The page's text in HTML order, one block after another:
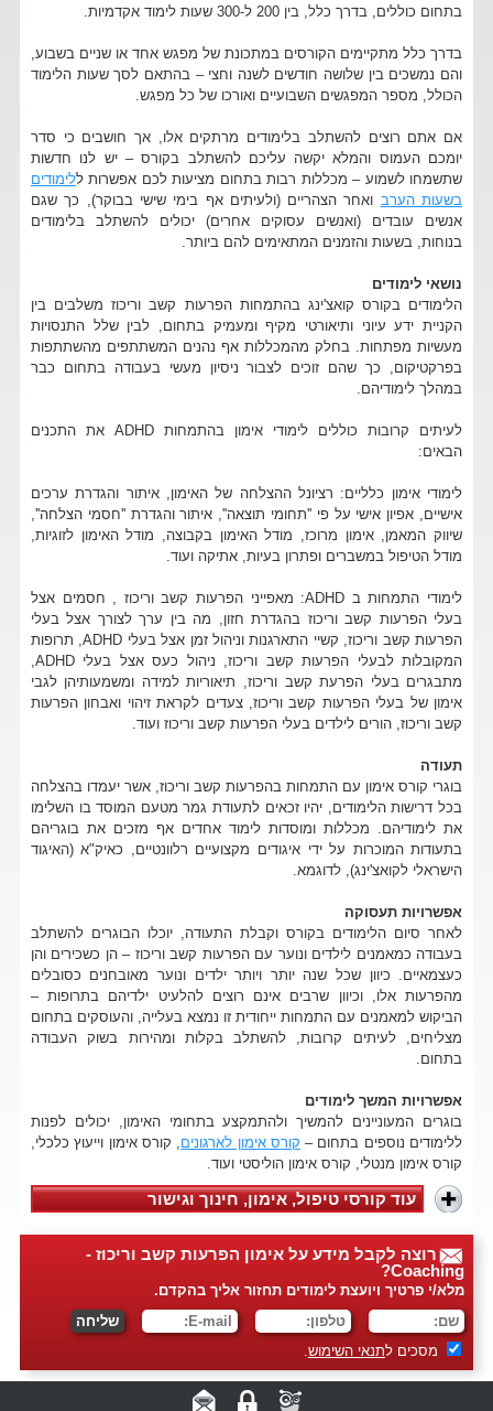
בתחום כוללים, בדרך כלל, בין 200 ל-300 שעות לימוד אקדמיות.
בדרך כלל מתקיימים הקורסים במתכונת של מפגש אחד או שניים בשבוע,
והם נמשכים בין שלושה חודשים לשנה וחצי – בהתאם לסך שעות הלימוד
הכולל, מספר המפגשים השבועיים ואורכו של כל מפגש.
אם אתם רוצים להשתלב בלימודים מרתקים אלו, אך חושבים כי סדר
יומכם העמוס והמלא יקשה עליכם להשתלב בקורס – יש לנו חדשות
שתשמחו לשמוע – מכללות רבות בתחום מציעות לכם אפשרות ללימודים
בשעות הערב ואחר הצהריים (ולעיתים אף בימי שישי בבוקר), כך שגם
אנשים עובדים (ואנשים עסוקים אחרים) יכולים להשתלב בלימודים
בנוחות, בשעות והזמנים המתאימים להם ביותר.
נושאי לימודים
הלימודים בקורס קואצ'ינג בהתמחות הפרעות קשב וריכוז משלבים בין
הקניית ידע עיוני ותיאורטי מקיף ומעמיק בתחום, לבין שלל התנסויות
מעשיות מפתחות. בחלק מהמכללות אף נהנים המשתתפים מהשתתפות
בפרקטיקום, כך שהם זוכים לצבור ניסיון מעשי בעבודה בתחום כבר
במהלך לימודיהם.
לעיתים קרובות כוללים לימודי אימון בהתמחות ADHD את התכנים
הבאים:
לימודי אימון כלליים: רציונל ההצלחה של האימון, איתור והגדרת ערכים
אישיים, אפיון אישי על פי ''תחומי תוצאה'', איתור והגדרת ''חסמי הצלחה'',
שיווק המאמן, אימון מרוכז, מודל האימון בקבוצה, מודל האימון לזוגיות,
מודל הטיפול במשברים ופתרון בעיות, אתיקה ועוד.
לימודי התמחות ב ADHD: מאפייני הפרעות קשב וריכוז , חסמים אצל
בעלי הפרעות קשב וריכוז בהגדרת חזון, מה בין ערך לצורך אצל בעלי
הפרעות קשב וריכוז, קשיי התארגנות וניהול זמן אצל בעלי ADHD, תרופות
מתבגרים בעלי הפרעת קשב וריכוז, תיאוריות למידה ומשמעותיהן לגבי
אימון של בעלי הפרעות קשב וריכוז, צעדים לקראת זיהוי ואבחון הפרעות
קשב וריכוז, הורים לילדים בעלי הפרעות קשב וריכוז ועוד.
תעודה
בוגרי קורס אימון עם התמחות בהפרעות קשב וריכוז, אשר יעמדו בהצלחה
בכל דרישות הלימודים, יהיו זכאים לתעודת גמר מטעם המוסד בו השלימו
את לימודיהם. מכללות ומוסדות לימוד אחדים אף מזכים את בוגריהם
בתעודות המוכרות על ידי איגודים מקצועיים רלוונטיים, כאיק"א (האיגוד
הישראלי לקואצ'ינג), לדוגמא.
אפשרויות תעסוקה
לאחר סיום הלימודים בקורס וקבלת התעודה, יוכלו הבוגרים להשתלב
בעבודה כמאמנים לילדים ונוער עם הפרעות קשב וריכוז – הן כשכירים והן
כעצמאיים. כיוון שכל שנה יותר ויותר ילדים ונוער מאובחנים כסובלים
מהפרעות אלו, וכיוון שרבים אינם רוצים להלעיט ילדיהם בתרופות –
הביקוש למאמנים עם התמחות ייחודית זו נמצא בעלייה, והעוסקים בתחום
מצליחים, לעיתים קרובות, להשתלב בקלות ומהירות בשוק העבודה
בתחום.
אפשרויות המשך לימודים
בוגרים המעוניינים להמשיך ולהתמקצע בתחומי האימון, יכולים לפנות
ללימודים נוספים בתחום – קורס אימון לארגונים , קורס אימון וייעוץ כלכלי,
קורס אימון מנטלי, קורס אימון הוליסטי ועוד.
עוד קורסי טיפול, אימון, חינוך וגישור
רוצה לקבל מידע על אימון הפרעות קשב וריכוז -
Coaching?
מלא/י פרטיך ויועצת לימודים תחזור אליך בהקדם.
מסכים לתנאי השימוש